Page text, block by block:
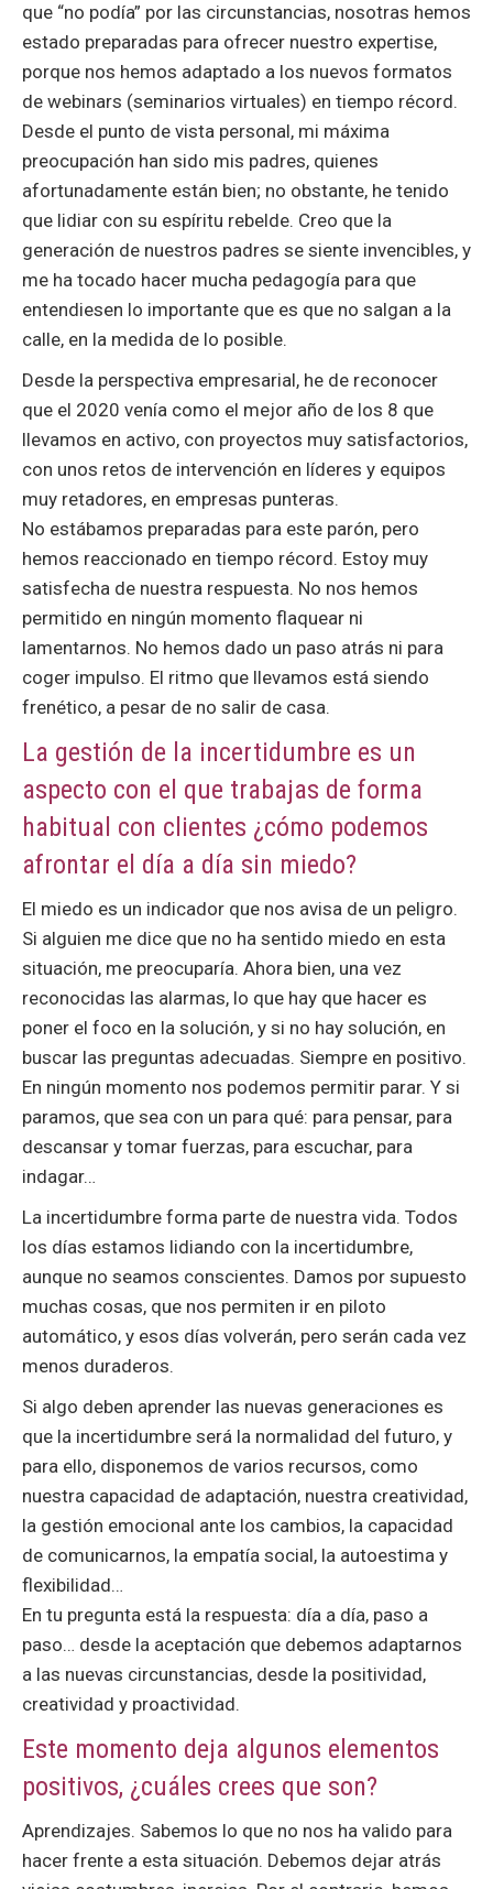
que “no podía” por las circunstancias, nosotras hemos
estado preparadas para ofrecer nuestro expertise,
porque nos hemos adaptado a los nuevos formatos
de webinars (seminarios virtuales) en tiempo récord.
Desde el punto de vista personal, mi máxima
preocupación han sido mis padres, quienes
afortunadamente están bien; no obstante, he tenido
que lidiar con su espíritu rebelde. Creo que la
generación de nuestros padres se siente invencibles, y
me ha tocado hacer mucha pedagogía para que
entendiesen lo importante que es que no salgan a la
calle, en la medida de lo posible.
Desde la perspectiva empresarial, he de reconocer
que el 2020 venía como el mejor año de los 8 que
llevamos en activo, con proyectos muy satisfactorios,
con unos retos de intervención en líderes y equipos
muy retadores, en empresas punteras.
No estábamos preparadas para este parón, pero
hemos reaccionado en tiempo récord. Estoy muy
satisfecha de nuestra respuesta. No nos hemos
permitido en ningún momento flaquear ni
lamentarnos. No hemos dado un paso atrás ni para
coger impulso. El ritmo que llevamos está siendo
frenético, a pesar de no salir de casa.
La gestión de la incertidumbre es un
aspecto con el que trabajas de forma
habitual con clientes ¿cómo podemos
afrontar el día a día sin miedo?
El miedo es un indicador que nos avisa de un peligro.
Si alguien me dice que no ha sentido miedo en esta
situación, me preocuparía. Ahora bien, una vez
reconocidas las alarmas, lo que hay que hacer es
poner el foco en la solución, y si no hay solución, en
buscar las preguntas adecuadas. Siempre en positivo.
En ningún momento nos podemos permitir parar. Y si
paramos, que sea con un para qué: para pensar, para
descansar y tomar fuerzas, para escuchar, para
indagar…
La incertidumbre forma parte de nuestra vida. Todos
los días estamos lidiando con la incertidumbre,
aunque no seamos conscientes. Damos por supuesto
muchas cosas, que nos permiten ir en piloto
automático, y esos días volverán, pero serán cada vez
menos duraderos.
Si algo deben aprender las nuevas generaciones es
que la incertidumbre será la normalidad del futuro, y
para ello, disponemos de varios recursos, como
nuestra capacidad de adaptación, nuestra creatividad,
la gestión emocional ante los cambios, la capacidad
de comunicarnos, la empatía social, la autoestima y
flexibilidad…
En tu pregunta está la respuesta: día a día, paso a
paso… desde la aceptación que debemos adaptarnos
a las nuevas circunstancias, desde la positividad,
creatividad y proactividad.
Este momento deja algunos elementos
positivos, ¿cuáles crees que son?
Aprendizajes. Sabemos lo que no nos ha valido para
hacer frente a esta situación. Debemos dejar atrás